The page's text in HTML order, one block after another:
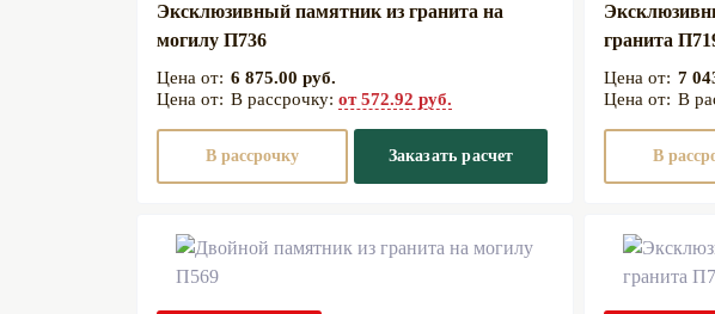
Эксклюзивный памятник из гранита на
могилу П736
6 875.00 руб.
В рассрочку: от 572.92 руб.
В рассрочку Заказать расчет
гранита
7
В
В